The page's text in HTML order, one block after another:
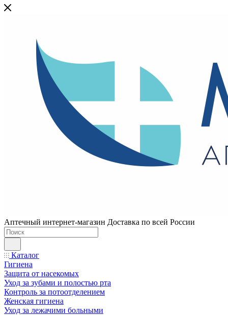
Аптечный интернет-магазин Доставка по всей России
Каталог
Гигиена
Защита от насекомых
Уход за зубами и полостью рта
Контроль за потоотделением
Женская гигиена
Уход за лежачими больными